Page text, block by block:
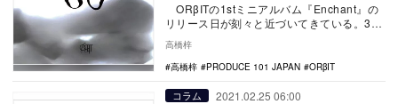
ORβITの1stミニアルバム『Enchant』の
リリース日が刻々と近づいてきている。3月
5日には、4月13日に本格創…
高橋梓
高橋梓
PRODUCE 101 JAPAN ORβIT
コラム 2021.02.25 06:00